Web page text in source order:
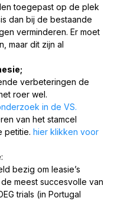
toegepast op de plek
dan bij de bestaande
verminderen. Er moet
maar dit zijn al
verbeteringen de
roer wel.
in de VS.
van het stamcel
petitie. hier klikken voor
bezig om leasie’s
meest succesvolle van
trials (in Portugal